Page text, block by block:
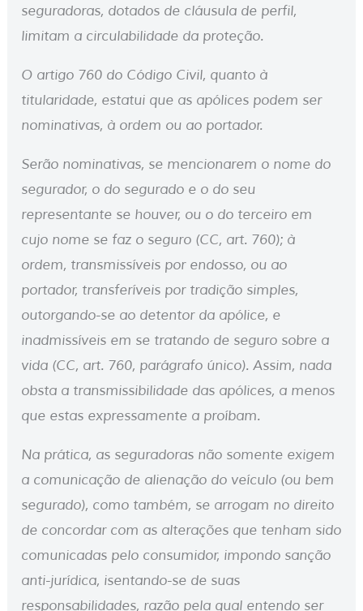
seguradoras, dotados de cláusula de perfil,
limitam a circulabilidade da proteção.
O artigo 760 do Código Civil, quanto à
titularidade, estatui que as apólices podem ser
nominativas, à ordem ou ao portador.
Serão nominativas, se mencionarem o nome do
segurador, o do segurado e o do seu
representante se houver, ou o do terceiro em
cujo nome se faz o seguro (CC, art. 760); à
ordem, transmissíveis por endosso, ou ao
portador, transferíveis por tradição simples,
outorgando-se ao detentor da apólice, e
inadmissíveis em se tratando de seguro sobre a
vida (CC, art. 760, parágrafo único). Assim, nada
obsta a transmissibilidade das apólices, a menos
que estas expressamente a proíbam.
Na prática, as seguradoras não somente exigem
a comunicação de alienação do veículo (ou bem
segurado), como também, se arrogam no direito
de concordar com as alterações que tenham sido
comunicadas pelo consumidor, impondo sanção
anti-jurídica, isentando-se de suas
responsabilidades, razão pela qual entendo ser